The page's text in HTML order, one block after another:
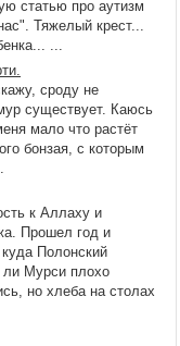
статью про аутизм
Тяжелый крест...
...
сроду не
существует. Каюсь
мало что растёт
бонзая, с которым
к Аллаху и
Прошел год и
Полонский
ли Мурси плохо
но хлеба на столах